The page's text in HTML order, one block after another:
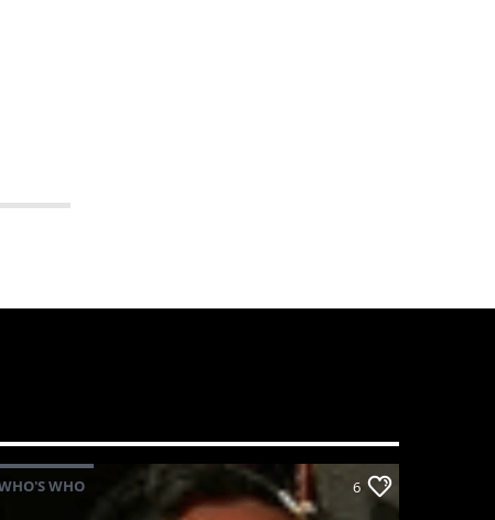
WHO 6